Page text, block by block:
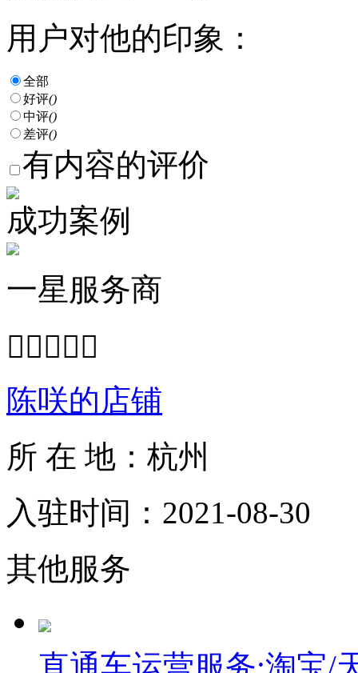
用户对他的印象：
全部
好评()
中评()
差评()
有内容的评价
成功案例
一星服务商

陈咲的店铺
所 在 地：杭州
入驻时间：2021-08-30
其他服务
直通车运营服务:淘宝/